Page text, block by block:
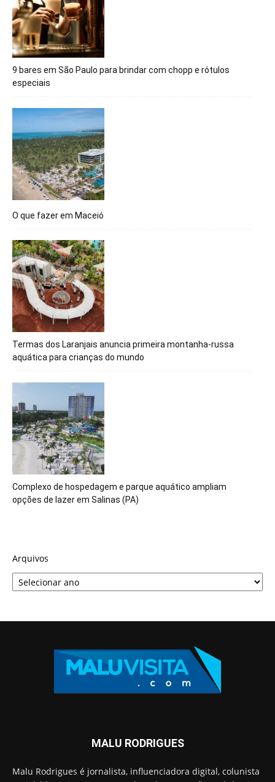
9 bares em São Paulo para brindar com chopp e rótulos
especiais
O que fazer em Maceió
Termas dos Laranjais anuncia primeira montanha-russa
aquática para crianças do mundo
Complexo de hospedagem e parque aquático ampliam
opções de lazer em Salinas (PA)
Arquivos
MALU RODRIGUES
Malu Rodrigues é jornalista, influenciadora digital, colunista